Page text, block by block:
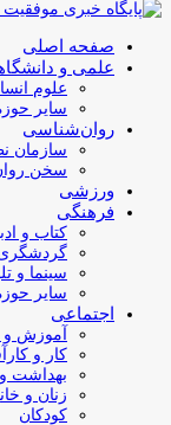
صفحه اصلی
علمی و
علوم
سایر
روان‌شناسی
سازمان
سخن
ورزشی
فرهنگی
کتاب و
سینما و
سایر
اجتماعی
آموزش و
کار و
بهداشت
زنان و
کودکان